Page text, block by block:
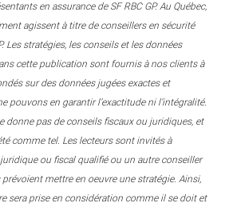
en assurance de SF RBC GP. Au Québec,
agissent à titre de conseillers en sécurité
Les stratégies, les conseils et les données
cette publication sont fournis à nos clients à
sur des données jugées exactes et
pouvons en garantir l’exactitude ni l’intégralité.
donne pas de conseils fiscaux ou juridiques, et
comme tel. Les lecteurs sont invités à
ou fiscal qualifié ou un autre conseiller
mettre en oeuvre une stratégie. Ainsi,
sera prise en considération comme il se doit et